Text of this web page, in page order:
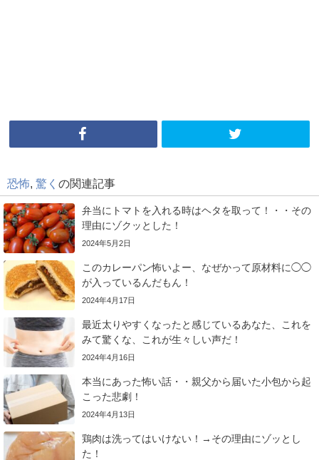
恐怖, 驚く の関連記事
弁当にトマトを入れる時はヘタを取って！・・その
理由にゾクッとした！
2024年5月2日
このカレーパン怖いよー、なぜかって原材料に◯◯
が入っているんだもん！
2024年4月17日
最近太りやすくなったと感じているあなた、これを
みて驚くな、これが生々しい声だ！
2024年4月16日
本当にあった怖い話・・親父から届いた小包から起
こった悲劇！
2024年4月13日
鶏肉は洗ってはいけない！→その理由にゾッとし
た！